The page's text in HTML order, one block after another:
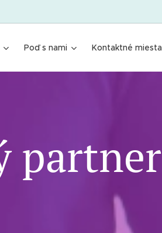
Poď s nami Kontaktné miesta
partner